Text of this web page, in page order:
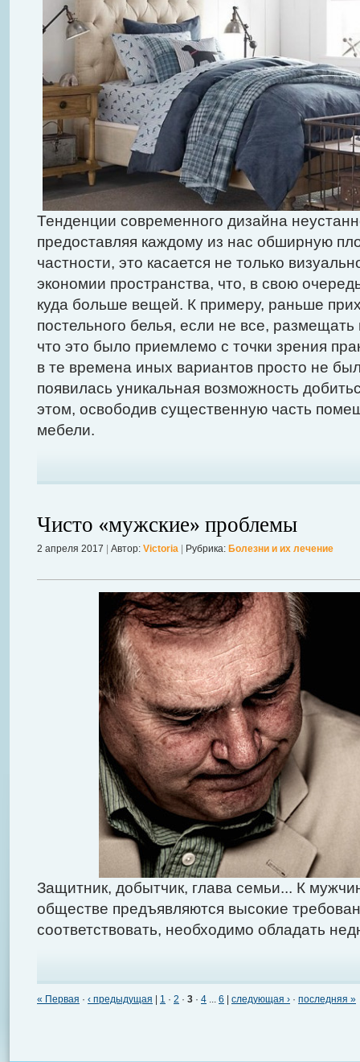
Тенденции современного дизайна
предоставляя каждому из нас обширную
частности, это касается не только
экономии пространства, что, в свою
куда больше вещей. К примеру, раньше
постельного белья, если не все,
что это было приемлемо с точки зрения
в те времена иных вариантов просто не
появилась уникальная возможность
этом, освободив существенную часть
мебели.
Чисто «мужские» проблемы
2 апреля 2017 | Автор: Victoria | Рубрика: Болезни и их лечение
Защитник, добытчик, глава семьи... К
обществе предъявляются высокие
соответствовать, необходимо обладать
« Первая · ‹ предыдущая 1 · 2 · 3 · 4 ... 6 следующая › · последняя »